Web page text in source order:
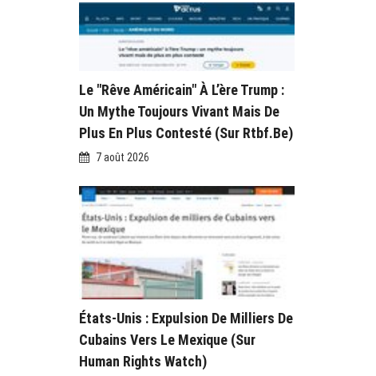
Le "rêve Américain" À L’ère Trump :
Un Mythe Toujours Vivant Mais De
Plus En Plus Contesté (sur Rtbf.be)
7 août 2026
États-Unis : Expulsion De Milliers De
Cubains Vers Le Mexique (sur
Human Rights Watch)